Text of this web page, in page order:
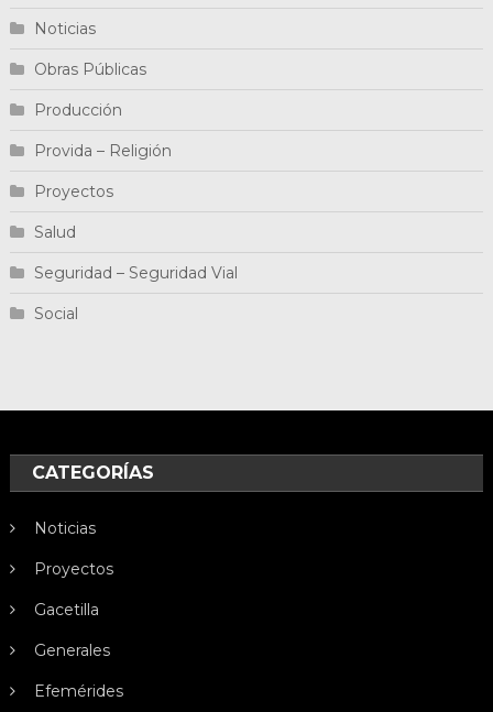
Noticias
Obras Públicas
Producción
Provida – Religión
Proyectos
Salud
Seguridad – Seguridad Vial
Social
CATEGORÍAS
Noticias
Proyectos
Gacetilla
Generales
Efemérides